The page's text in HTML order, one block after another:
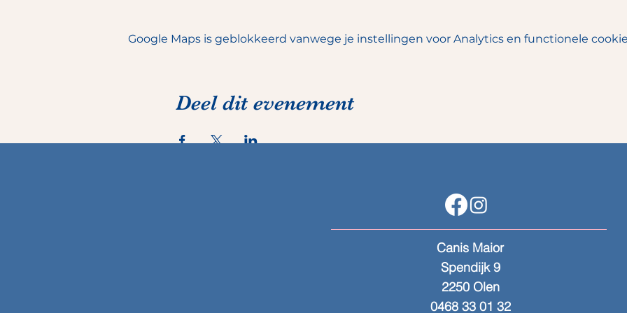
Google Maps is geblokkeerd vanwege je instellingen voor Analytics en functionele
Deel dit evenement
Canis Maior
Spendijk 9
2250 Olen
0468 33 01 32